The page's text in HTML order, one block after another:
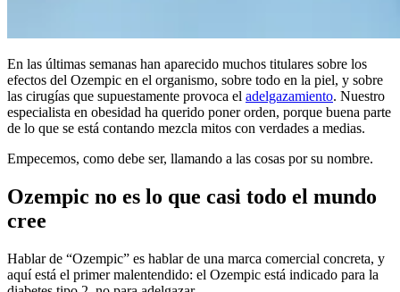
En las últimas semanas han aparecido muchos titulares sobre los
efectos del Ozempic en el organismo, sobre todo en la piel, y sobre
las cirugías que supuestamente provoca el adelgazamiento. Nuestro
especialista en obesidad ha querido poner orden, porque buena parte
de lo que se está contando mezcla mitos con verdades a medias.
Empecemos, como debe ser, llamando a las cosas por su nombre.
Ozempic no es lo que casi todo el mundo
cree
Hablar de “Ozempic” es hablar de una marca comercial concreta, y
aquí está el primer malentendido: el Ozempic está indicado para la